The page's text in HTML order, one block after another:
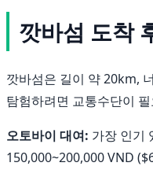
깟바섬 도착
깟바섬은 길이 약 20km,
탐험하려면 교통수단이
오토바이 대여: 가장 인기
150,000~200,000 VND